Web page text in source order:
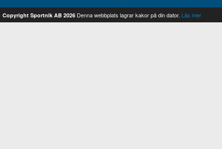
Copyright Sportnik AB 2026 Denna webbplats lagrar kakor på din dator. Läs mer